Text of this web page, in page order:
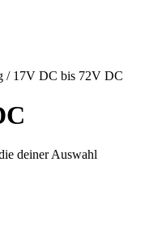
/ 17V DC bis 72V DC
deiner Auswahl